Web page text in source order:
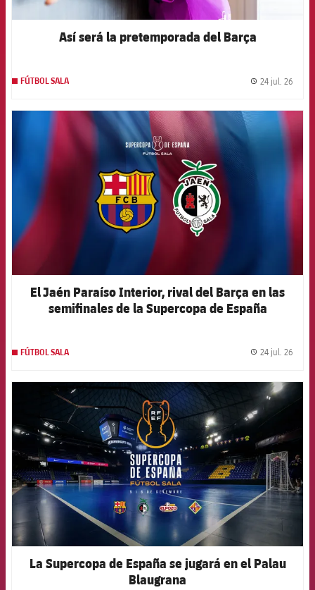
Así será la pretemporada del Barça
FÚTBOL SALA 24 jul. 26
FCB Barcelona badge
El Jaén Paraíso Interior, rival del Barça en las
semifinales de la Supercopa de España
FÚTBOL SALA 24 jul. 26
FCB Barcelona badge
La Supercopa de España se jugará en el Palau
Blaugrana